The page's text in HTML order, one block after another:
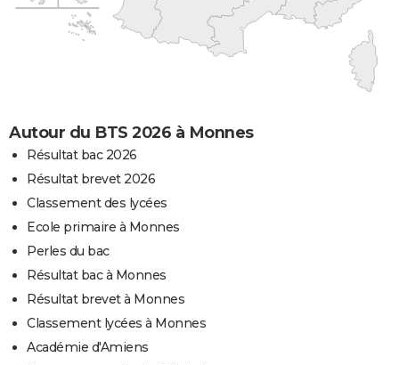
Autour du BTS 2026 à Monnes
Résultat bac 2026
Résultat brevet 2026
Classement des lycées
Ecole primaire à Monnes
Perles du bac
Résultat bac à Monnes
Résultat brevet à Monnes
Classement lycées à Monnes
Académie d'Amiens